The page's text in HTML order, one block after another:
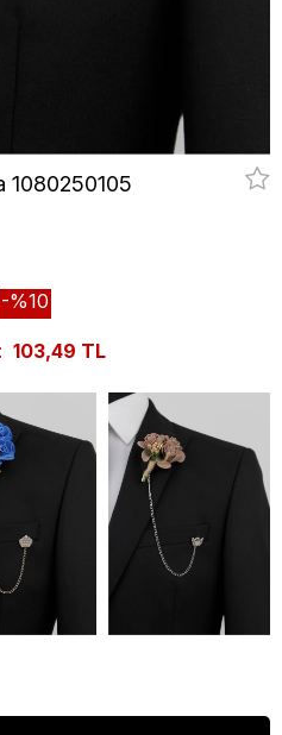
1080250105
10
103,49 TL